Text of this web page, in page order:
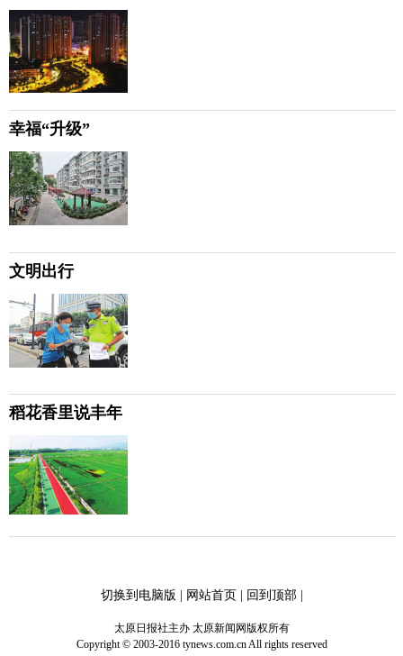
幸福“升级”
文明出行
稻花香里说丰年
切换到电脑版 | 网站首页| 回到顶部|
太原日报社主办 太原新闻网版权所有
Copyright © 2003-2016 tynews.com.cn All rights reserved